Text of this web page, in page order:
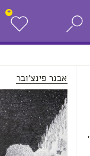
+
אבנר פינצ'ובר